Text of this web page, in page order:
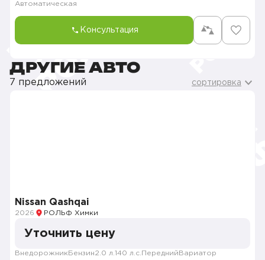
Автоматическая
Консультация
ДРУГИЕ АВТО
7 предложений сортировка
Nissan Qashqai
2026 РОЛЬФ Химки
Уточнить цену
Внедорожник Бензин2.0 л. 140 л.с. Передний Вариатор